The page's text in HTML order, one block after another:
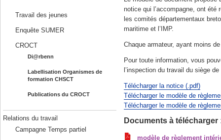
Travail des jeunes
Enquête SUMER
CROCT
Di@rbenn
Labellisation Organismes de
formation CHSCT
Publications du CROCT
Relations du travail
Campagne Temps partiel
notice qui l’accompagne, ont été
les comités départementaux
maritime et l’IMP.
Chaque armateur, ayant moins
Pour toute information, vous
l’inspection du travail du siège
Télécharger la notice (.pdf)
Télécharger le modèle de
Télécharger le modèle de
Documents à télécharger
modèle de règlement